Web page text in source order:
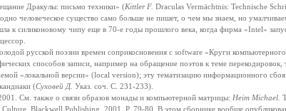
Дракулы: письмо техники» (Kittler F. Draculas Vermächtnis: Technische
человеческое существо само больше не пишет, о чем мы знаем, но
к силиконовому чипу еще в 70-е годы прошлого века, когда фирма «Intel»
русской поэзии времен соприкосновения с software «Круги
способов записи, например на обращение поэтов к теме перекодировок,
«локальной версии» (local version); эту тематизацию информационного
(Суховей Д. Указ. соч. С. 231-233).
См. также о связи образов монады и компьютерной матрицы: Heim Michael.
Blackwell Publishing, 2001. P. 79-80. В этом сборнике вообще